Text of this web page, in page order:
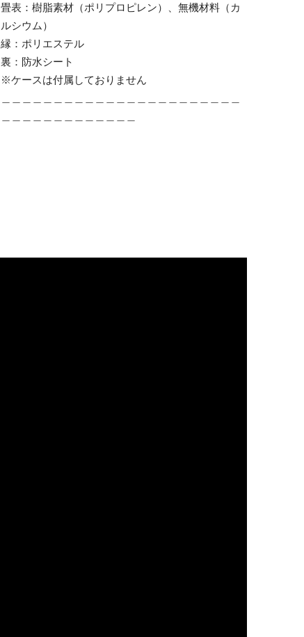
畳表：樹脂素材（ポリプロピレン）、無機材料（カ
ルシウム）
縁：ポリエステル
裏：防水シート
※ケースは付属しておりません